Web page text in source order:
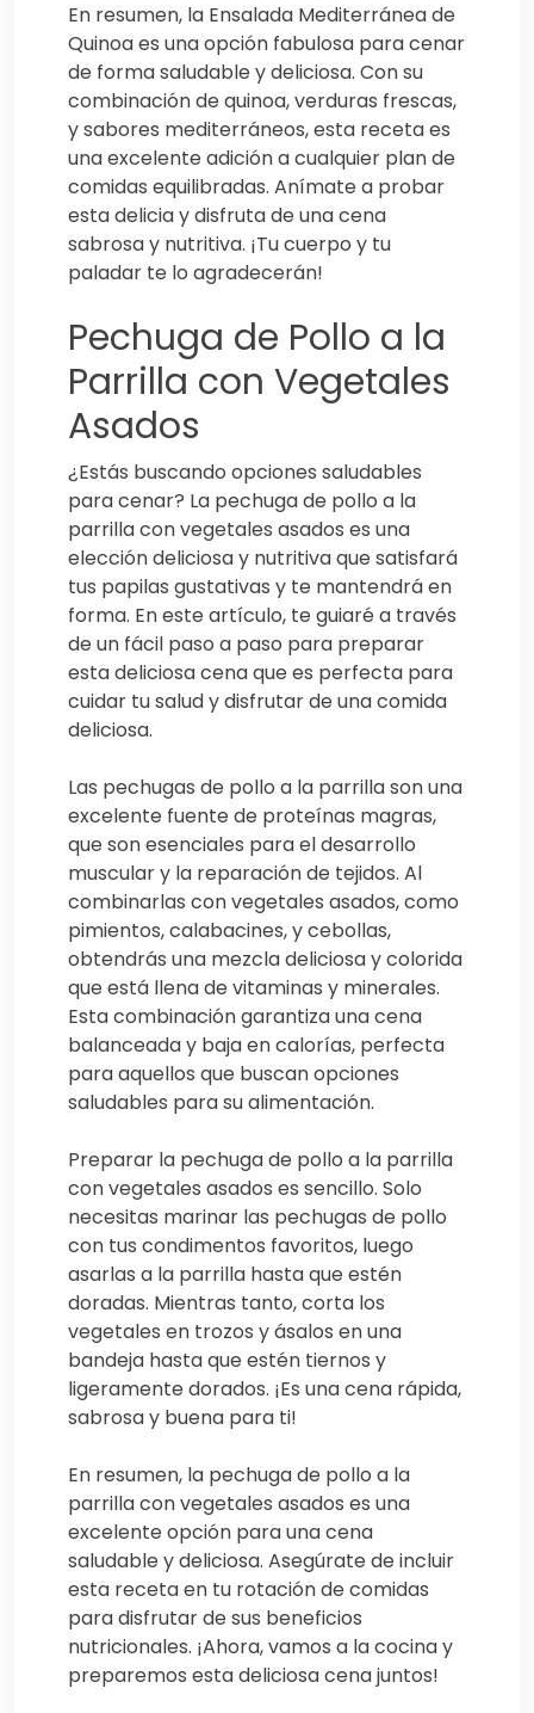
En resumen, la Ensalada Mediterránea de
Quinoa es una opción fabulosa para cenar
de forma saludable y deliciosa. Con su
combinación de quinoa, verduras frescas,
y sabores mediterráneos, esta receta es
una excelente adición a cualquier plan de
comidas equilibradas. Anímate a probar
esta delicia y disfruta de una cena
sabrosa y nutritiva. ¡Tu cuerpo y tu
paladar te lo agradecerán!
Pechuga de Pollo a la
Parrilla con Vegetales
Asados
¿Estás buscando opciones saludables
para cenar? La pechuga de pollo a la
parrilla con vegetales asados es una
elección deliciosa y nutritiva que satisfará
tus papilas gustativas y te mantendrá en
forma. En este artículo, te guiaré a través
de un fácil paso a paso para preparar
esta deliciosa cena que es perfecta para
cuidar tu salud y disfrutar de una comida
deliciosa.
Las pechugas de pollo a la parrilla son una
excelente fuente de proteínas magras,
que son esenciales para el desarrollo
muscular y la reparación de tejidos. Al
combinarlas con vegetales asados, como
pimientos, calabacines, y cebollas,
obtendrás una mezcla deliciosa y colorida
que está llena de vitaminas y minerales.
Esta combinación garantiza una cena
balanceada y baja en calorías, perfecta
para aquellos que buscan opciones
saludables para su alimentación.
Preparar la pechuga de pollo a la parrilla
con vegetales asados es sencillo. Solo
necesitas marinar las pechugas de pollo
con tus condimentos favoritos, luego
asarlas a la parrilla hasta que estén
doradas. Mientras tanto, corta los
vegetales en trozos y ásalos en una
bandeja hasta que estén tiernos y
ligeramente dorados. ¡Es una cena rápida,
sabrosa y buena para ti!
En resumen, la pechuga de pollo a la
parrilla con vegetales asados es una
excelente opción para una cena
saludable y deliciosa. Asegúrate de incluir
esta receta en tu rotación de comidas
para disfrutar de sus beneficios
nutricionales. ¡Ahora, vamos a la cocina y
preparemos esta deliciosa cena juntos!